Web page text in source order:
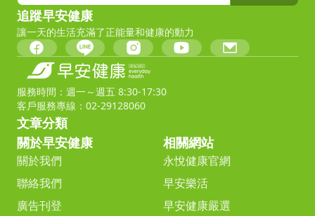
追蹤早安健康
讓一天的生活充滿了正能量和健康的動力
服務時間：週一～週五 8:30-17:30
客戶服務專線：02-29128060
文章分類
關於早安健康
關於我們
聯絡我們
廣告刊登
相關網站
永悅健康官網
早安樂活
早安健康嚴選